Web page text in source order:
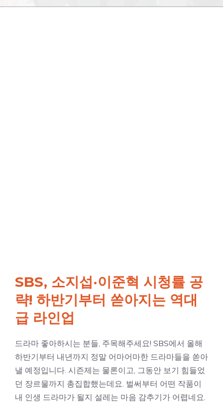
SBS, 소지섭·이준혁 시청률 공
략! 하반기부터 쏟아지는 역대
급 라인업
드라마 좋아하시는 분들, 주목해주세요! SBS에서 올해
하반기부터 내년까지 정말 어마어마한 드라마들을 쏟아
낼 예정입니다. 시즌제는 물론이고, 그동안 보기 힘들었
던 장르물까지 총집합했는데요. 벌써부터 어떤 작품이
내 인생 드라마가 될지 설레는 마음 감추기가 어렵네요.